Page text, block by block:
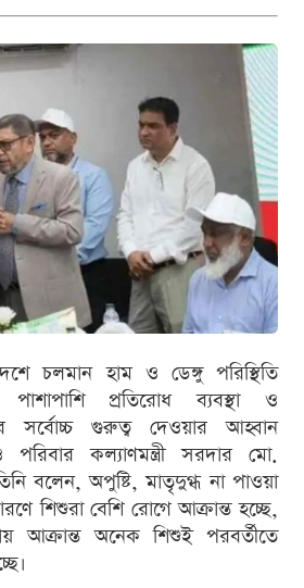
চলমান হাম ও ডেঙ্গু পরিস্থিতি
পাশাপাশি প্রতিরোধ ব্যবস্থা ও
সর্বোচ্চ গুরুত্ব দেওয়ার আহ্বান
পরিবার কল্যাণমন্ত্রী সরদার মো.
বলেন, অপুষ্টি, মাতৃদুগ্ধ না পাওয়া
শিশুরা বেশি রোগে আক্রান্ত হচ্ছে,
আক্রান্ত অনেক শিশুই পরবর্তীতে